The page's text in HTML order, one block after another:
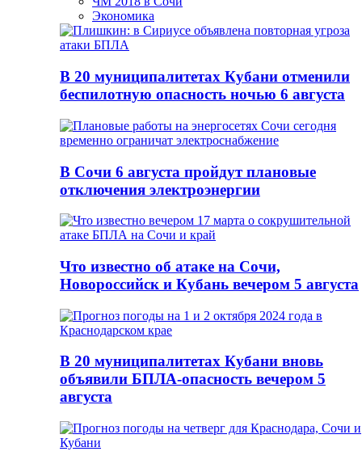
Экономика
В 20 муниципалитетах Кубани отменили
беспилотную опасность ночью 6 августа
В Сочи 6 августа пройдут плановые
отключения электроэнергии
Что известно об атаке на Сочи,
Новороссийск и Кубань вечером 5 августа
В 20 муниципалитетах Кубани вновь
объявили БПЛА-опасность вечером 5
августа